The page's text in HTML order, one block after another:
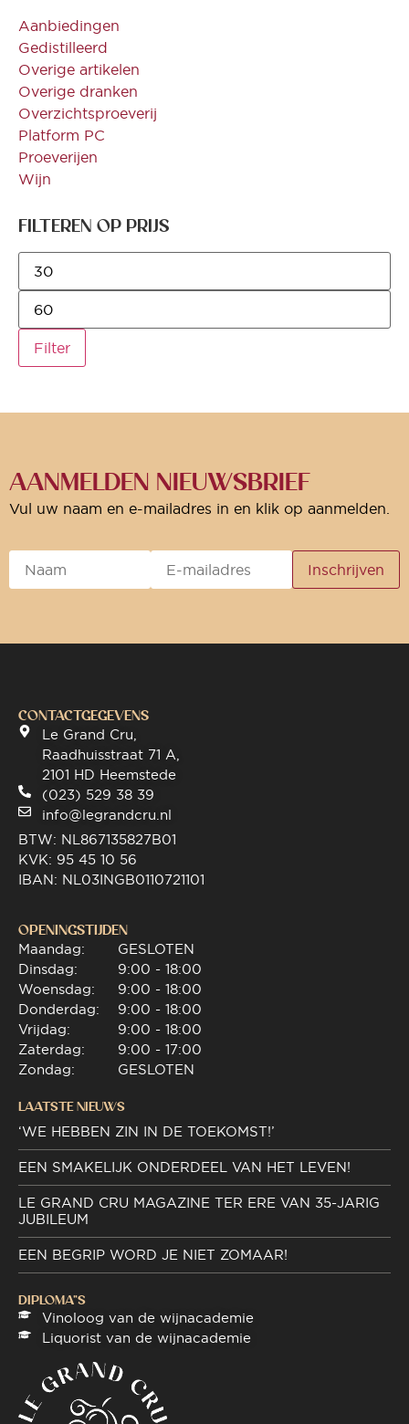
Aanbiedingen
Gedistilleerd
Overige artikelen
Overige dranken
Overzichtsproeverij
Platform PC
Proeverijen
Wijn
FILTEREN OP PRIJS
Filter
AANMELDEN NIEUWSBRIEF
Vul uw naam en e-mailadres in en klik op aanmelden.
CONTACTGEGEVENS
Le Grand Cru,
Raadhuisstraat 71 A,
2101 HD Heemstede
(023) 529 38 39
info@legrandcru.nl
BTW: NL867135827B01
KVK: 95 45 10 56
IBAN: NL03INGB0110721101
OPENINGSTIJDEN
Maandag:
Dinsdag:
Woensdag:
Donderdag:
Vrijdag:
Zaterdag:
Zondag:
GESLOTEN
9:00 - 18:00
9:00 - 18:00
9:00 - 18:00
9:00 - 18:00
9:00 - 17:00
GESLOTEN
LAATSTE NIEUWS
‘WE HEBBEN ZIN IN DE TOEKOMST!’
EEN SMAKELIJK ONDERDEEL VAN HET LEVEN!
LE GRAND CRU MAGAZINE TER ERE VAN 35-JARIG
JUBILEUM
EEN BEGRIP WORD JE NIET ZOMAAR!
DIPLOMA"S
Vinoloog van de wijnacademie
Liquorist van de wijnacademie